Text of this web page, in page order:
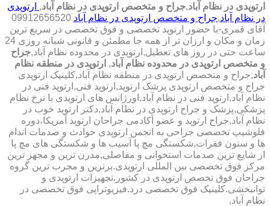
ارتوپدی در نظام آباد,جراح و متخصص ارتوپدی در نظام آباد, ارتوپدی
در نظام آباد,جراح و متخصص ارتوپدی در نظام آباد 09912656520
آقای قمری-با حضور ارتوپد تخصصی و فوق تخصصی در سریع ترین
زمان و مکان و ارزان تر از همه جا مطمئن و قانونی شبانه روزی 24
ساعت حتی در روز های تعطیل,ارتوپدی در محدوده نظام آباد,جراح
و متخصص ارتوپدی در محدوده نظام آباد, ارتوپدی در منطقه نظام
آباد,جراح و متخصص ارتوپدی در منطقه نظام آباد,کلینیک ارتوپدی
جراح و متخصص ارتوپدی پزشک ارتوپد,ارتوپد فنی,ارتوپد فنی در
نظام آباد,ارتوپد فنی در نظام آباد,اورژانس های ارتوپدی با نرخ نظام
پزشکی,پزشک و جراح ارتوپدی در نظام آباد,دکتر ارتوپد خوب در
نظام آباد,جراح ارتوپد و عضو آکادمی جراحان ارتوپد آمریکا،دوره
فلوشیپ تخصصی جراحی به انجمن ارتوپدی حوادث و صدمات اندام
ها و ستون فقرات,شکستگی مچ پا آسیب ها و شکستگی های مچ پا
از شایع ترین صدمات استخوانی و مفاصلی,مدرن ترین و مجهز ترین
مرکز فوق تخصصی بین المللی ارتوپدی.برترین ‏و ‏مجرب ‏ترین ‏گروه
‏جراحان ‏فوق ‏تخصص ‏ارتوپدی ‏در ‏کشور.تجهیزات ارتوپدی و
توانبخشی.کلینیک فوق تخصصی درد.فیزیوتراپی فوق تخصصی در
نظام آباد,